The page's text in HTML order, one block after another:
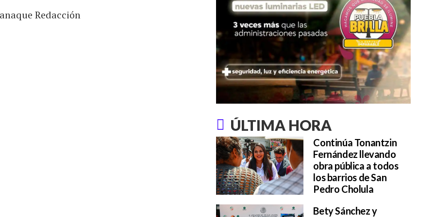
Redacción
ÚLTIMA HORA
Continúa Tonantzin
Fernández llevando
obra pública a todos
los barrios de San
Pedro Cholula
Bety Sánchez y